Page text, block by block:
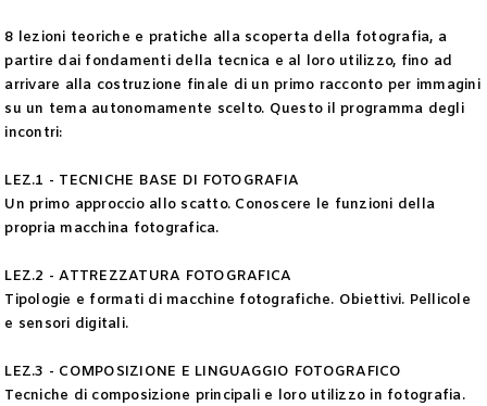
8 lezioni teoriche e pratiche alla scoperta della fotografia, a
partire dai fondamenti della tecnica e al loro utilizzo, fino ad
arrivare alla costruzione finale di un primo racconto per immagini
su un tema autonomamente scelto. Questo il programma degli
incontri:
LEZ.1 - TECNICHE BASE DI FOTOGRAFIA
Un primo approccio allo scatto. Conoscere le funzioni della
propria macchina fotografica.
LEZ.2 - ATTREZZATURA FOTOGRAFICA
Tipologie e formati di macchine fotografiche. Obiettivi. Pellicole
e sensori digitali.
LEZ.3 - COMPOSIZIONE E LINGUAGGIO FOTOGRAFICO
Tecniche di composizione principali e loro utilizzo in fotografia.